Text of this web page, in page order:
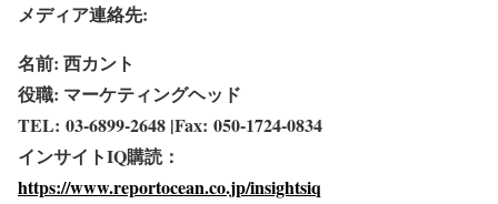
メディア連絡先:
名前: 西カント
役職: マーケティングヘッド
TEL: 03-6899-2648 |Fax: 050-1724-0834
インサイトIQ購読：
https://www.reportocean.co.jp/insightsiq